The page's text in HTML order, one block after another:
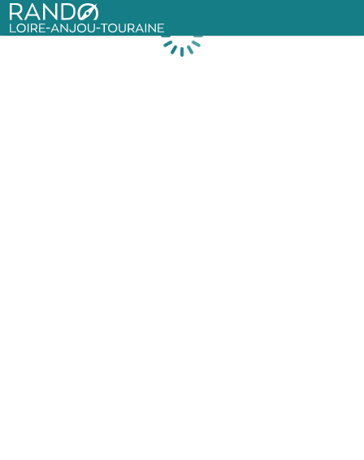
Rando Loire-Anjou-Touraine
Chargement